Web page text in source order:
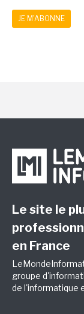
JE M'ABONNE
Le site le
en France
groupe
de l'informatique